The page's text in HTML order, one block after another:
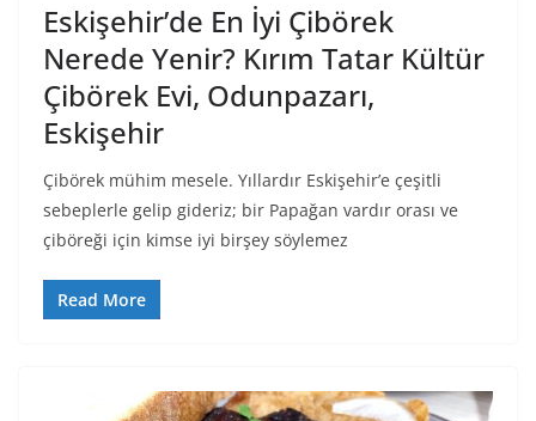
Eskişehir’de En İyi Çibörek
Nerede Yenir? Kırım Tatar Kültür
Çibörek Evi, Odunpazarı,
Eskişehir
Çibörek mühim mesele. Yıllardır Eskişehir’e çeşitli
sebeplerle gelip gideriz; bir Papağan vardır orası ve
çiböreği için kimse iyi birşey söylemez
Read More